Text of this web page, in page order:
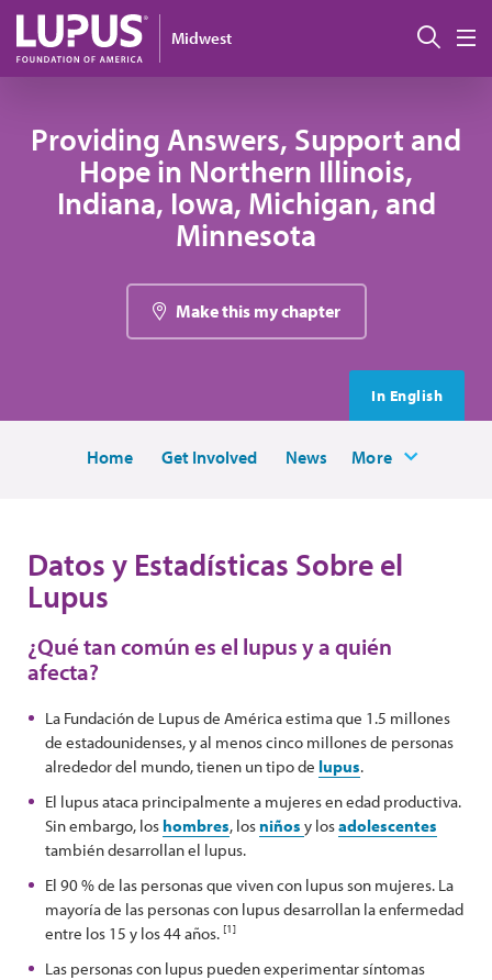
Pasar al contenido principal
Midwest
Providing Answers, Support and
Hope in Northern Illinois,
Indiana, Iowa, Michigan, and
Minnesota
Make this my chapter
In English
Home Get Involved News More
Datos y Estadísticas Sobre el
Lupus
¿Qué tan común es el lupus y a quién
afecta?
La Fundación de Lupus de América estima que 1.5 millones
de estadounidenses, y al menos cinco millones de personas
alrededor del mundo, tienen un tipo de lupus.
El lupus ataca principalmente a mujeres en edad productiva.
Sin embargo, los hombres, losniños y losadolescentes
también desarrollan el lupus.
El 90 % de las personas que viven con lupus son mujeres. La
mayoría de las personas con lupus desarrollan la enfermedad
entre los 15 y los 44 años. [1]
Las personas con lupus pueden experimentar síntomas